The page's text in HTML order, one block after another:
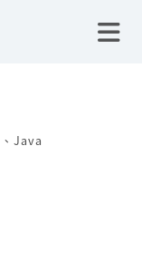
、 Java